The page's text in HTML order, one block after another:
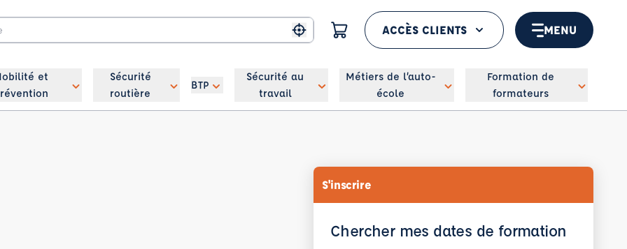
Me géolocaliser
ACCÈS CLIENTS MENU
et
Sécurité
routière
BTP
Sécurité au
travail
Métiers de l’auto-
école
Formation de
formateurs
S'inscrire
Chercher mes dates de formation